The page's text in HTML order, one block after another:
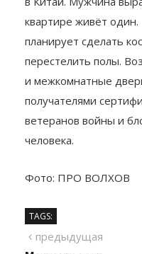
такси. Недавно
в Китай. Мужчина
квартире живёт
планирует сделать
перестелить полы.
и межкомнатные
получателями
Фото: ПРО ВОЛХОВ
TAGS: